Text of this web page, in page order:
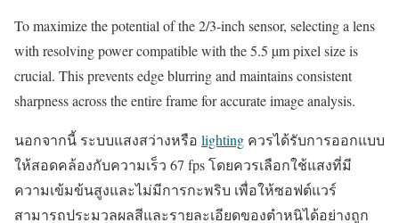
To maximize the potential of the 2/3-inch sensor, selecting a lens
with resolving power compatible with the 5.5 µm pixel size is
crucial. This prevents edge blurring and maintains consistent
sharpness across the entire frame for accurate image analysis.
นอกจากนี้ ระบบแสงสว่างหรือ lighting ควรได้รับการออกแบบ
ให้สอดคล้องกับความเร็ว 67 fps โดยควรเลือกใช้แสงที่มี
ความเข้มข้นสูงและไม่มีการกะพริบ เพื่อให้ซอฟต์แวร์
สามารถประมวลผลสีและรายละเอียดของตำหนิได้อย่างถูก